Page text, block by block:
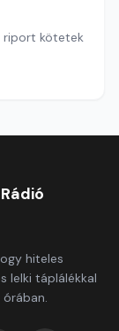
riport kötetek
hiteles
lelki táplálékkal